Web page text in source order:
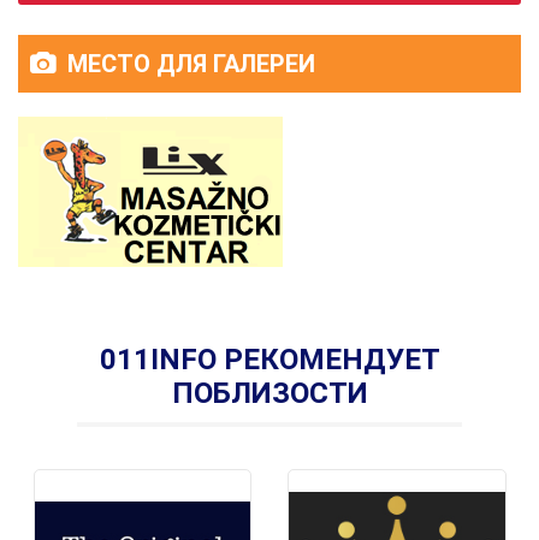
МЕСТО ДЛЯ ГАЛЕРЕИ
011INFO РЕКОМЕНДУЕТ
ПОБЛИЗОСТИ